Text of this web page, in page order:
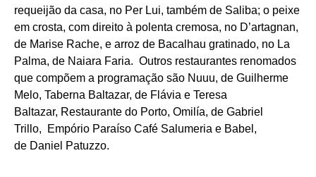
requeijão da casa, no Per Lui, também de Saliba; o peixe
em crosta, com direito à polenta cremosa, no D’artagnan,
de Marise Rache, e arroz de Bacalhau gratinado, no La
Palma, de Naiara Faria. Outros restaurantes renomados
que compõem a programação são Nuuu, de Guilherme
Melo, Taberna Baltazar, de Flávia e Teresa
Baltazar, Restaurante do Porto, Omilía, de Gabriel
Trillo, Empório Paraíso Café Salumeria e Babel,
de Daniel Patuzzo.